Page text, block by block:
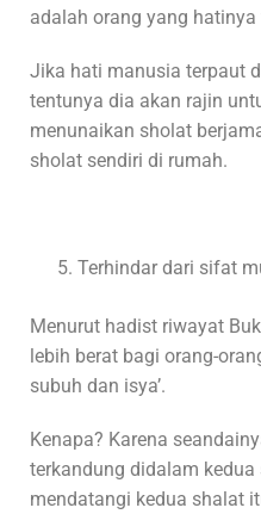
adalah orang yang
Jika hati manusia terpaut
tentunya dia akan rajin
menunaikan sholat
sholat sendiri di rumah.
Terhindar dari sifat
Menurut hadist riwayat
lebih berat bagi orang-
subuh dan isya’.
Kenapa? Karena
terkandung didalam
mendatangi kedua shalat